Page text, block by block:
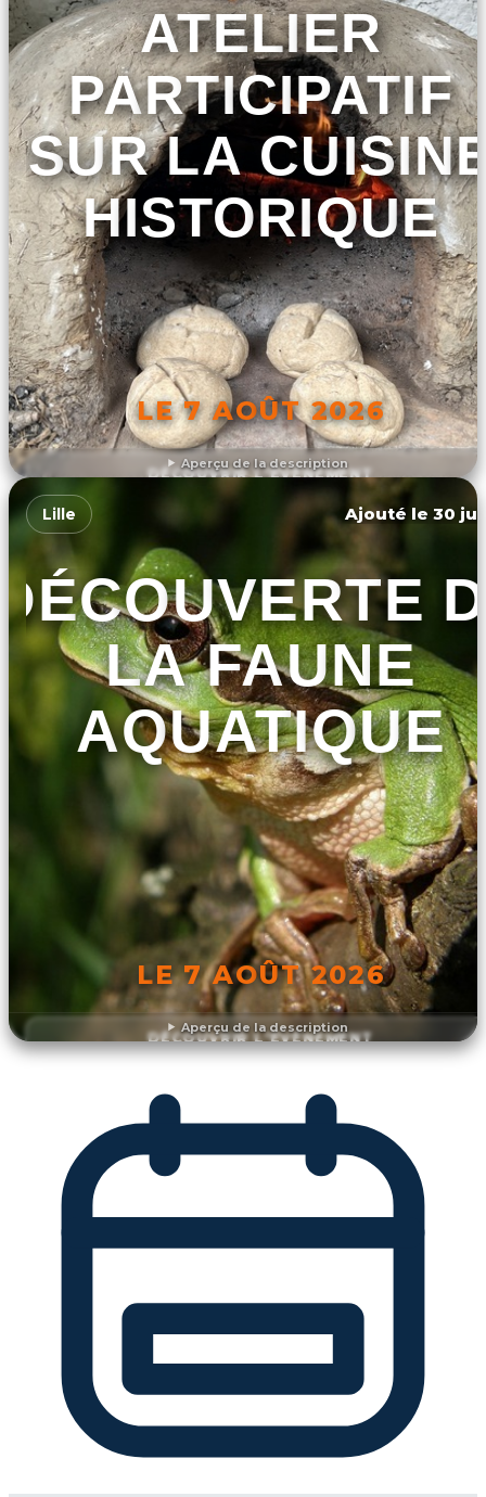
Aperçu de la description
ATELIER
PARTICIPATIF
SUR LA
HISTORIQUE
LE 7 AOÛT 2026
DÉCOUVRIR L'ÉVÉNEMENT
Aperçu de la description
Lille Ajouté le 30
LA FAUNE
AQUATIQUE
LE 7 AOÛT 2026
DÉCOUVRIR L'ÉVÉNEMENT